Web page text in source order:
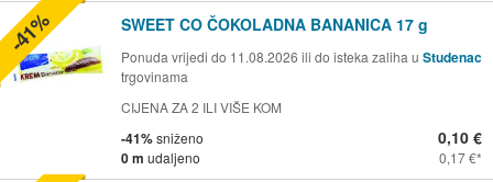
SWEET CO ČOKOLADNA BANANICA 17 g
Ponuda vrijedi do 11.08.2026 ili do isteka zaliha u Studenac
trgovinama
CIJENA ZA 2 ILI VIŠE KOM
-41%sniženo
0 m udaljeno
0,10 €
0,17 €
-41%